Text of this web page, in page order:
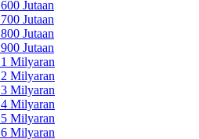
Jutaan
Jutaan
Jutaan
Jutaan
Milyaran
Milyaran
Milyaran
Milyaran
Milyaran
Milyaran